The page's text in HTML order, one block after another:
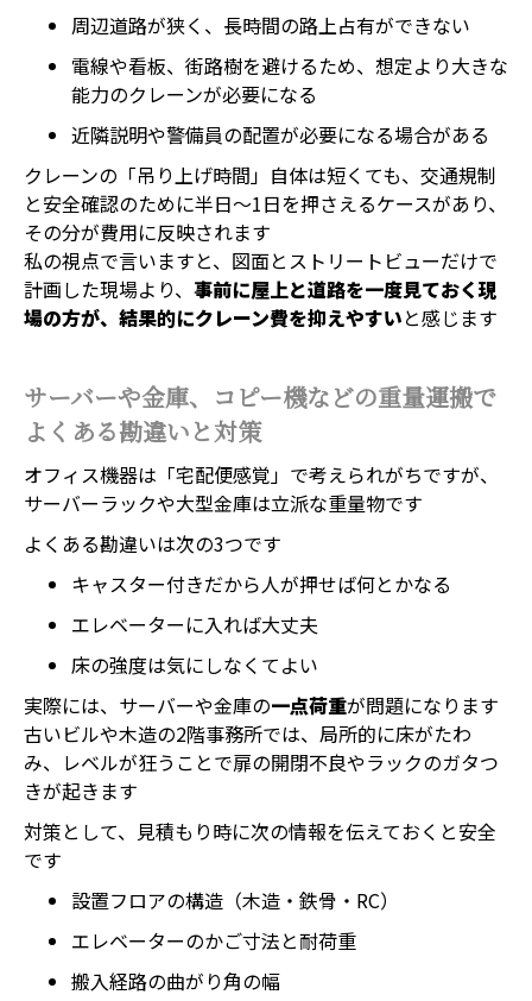
周辺道路が狭く、長時間の路上占有ができない
電線や看板、街路樹を避けるため、想定より大きな
能力のクレーンが必要になる
近隣説明や警備員の配置が必要になる場合がある
クレーンの「吊り上げ時間」自体は短くても、交通規制
と安全確認のために半日～1日を押さえるケースがあり、
その分が費用に反映されます
私の視点で言いますと、図面とストリートビューだけで
計画した現場より、 事前に屋上と道路を一度見ておく現
場の方が、結果的にクレーン費を抑えやすいと感じます
サーバーや金庫、コピー機などの重量運搬で
よくある勘違いと対策
オフィス機器は「宅配便感覚」で考えられがちですが、
サーバーラックや大型金庫は立派な重量物です
よくある勘違いは次の3つです
キャスター付きだから人が押せば何とかなる
エレベーターに入れば大丈夫
床の強度は気にしなくてよい
実際には、サーバーや金庫の一点荷重が問題になります
古いビルや木造の2階事務所では、局所的に床がたわ
み、レベルが狂うことで扉の開閉不良やラックのガタつ
きが起きます
対策として、見積もり時に次の情報を伝えておくと安全
です
設置フロアの構造（木造・鉄骨・RC）
エレベーターのかご寸法と耐荷重
搬入経路の曲がり角の幅